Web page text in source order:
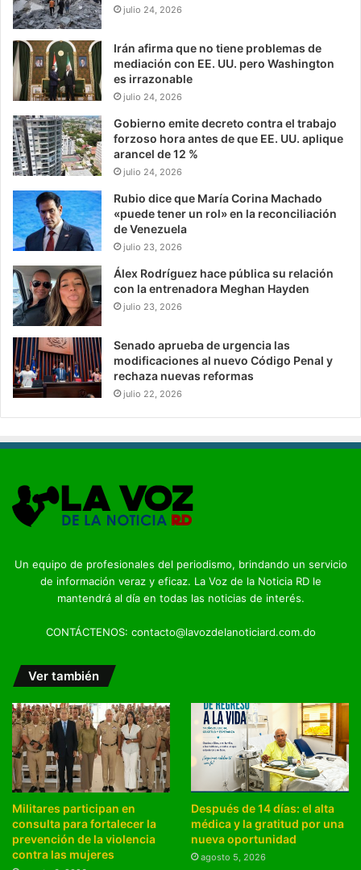
julio 24, 2026
Irán afirma que no tiene problemas de
mediación con EE. UU. pero Washington
es irrazonable
julio 24, 2026
Gobierno emite decreto contra el trabajo
forzoso hora antes de que EE. UU. aplique
arancel de 12 %
julio 24, 2026
Rubio dice que María Corina Machado
«puede tener un rol» en la reconciliación
de Venezuela
julio 23, 2026
Álex Rodríguez hace pública su relación
con la entrenadora Meghan Hayden
julio 23, 2026
Senado aprueba de urgencia las
modificaciones al nuevo Código Penal y
rechaza nuevas reformas
julio 22, 2026
Un equipo de profesionales del periodismo, brindando un servicio
de información veraz y eficaz. La Voz de la Noticia RD le
mantendrá al día en todas las noticias de interés.
CONTÁCTENOS: contacto@lavozdelanoticiard.com.do
Ver también
Militares participan en
consulta para fortalecer la
prevención de la violencia
contra las mujeres
Después de 14 días: el alta
médica y la gratitud por una
nueva oportunidad
agosto 5, 2026